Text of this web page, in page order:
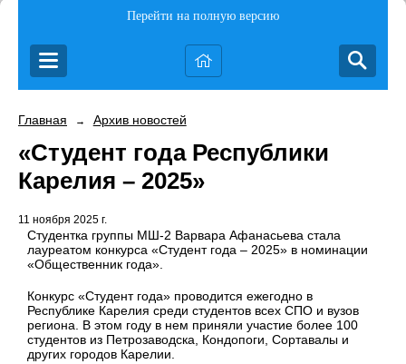
Перейти на полную версию
Главная → Архив новостей
«Студент года Республики
Карелия – 2025»
11 ноября 2025 г.
Студентка группы МШ-2 Варвара Афанасьева стала
лауреатом конкурса «Студент года – 2025» в номинации
«Общественник года».
Конкурс «Студент года» проводится ежегодно в
Республике Карелия среди студентов всех СПО и вузов
региона. В этом году в нем приняли участие более 100
студентов из Петрозаводска, Кондопоги, Сортавалы и
других городов Карелии.